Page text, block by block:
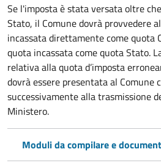
Se l'imposta è stata versata oltre
Stato, il Comune dovrà provvedere
incassata direttamente come quota
quota incassata come quota Stato.
relativa alla quota d’imposta
dovrà essere presentata al Comune
successivamente alla trasmissione
Ministero.
Moduli da compilare e